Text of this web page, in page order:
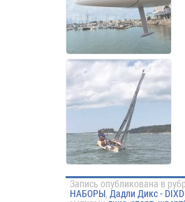
Запись опубликована в
НАБОРЫ, Дадли Дикс -